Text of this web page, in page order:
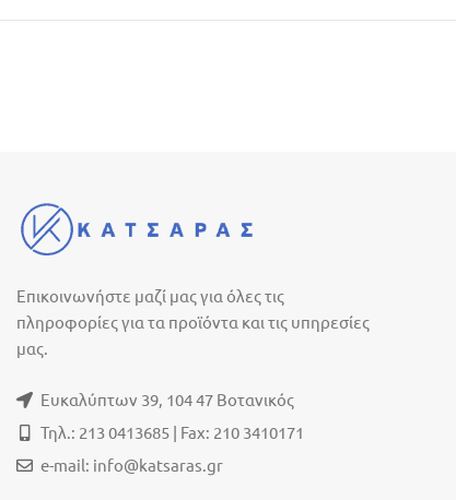
Επικοινωνήστε μαζί μας για όλες τις
πληροφορίες για τα προϊόντα και τις υπηρεσίες
μας.
Ευκαλύπτων 39, 104 47 Βοτανικός
Τηλ.: 213 0413685 | Fax: 210 3410171
e-mail: info@katsaras.gr